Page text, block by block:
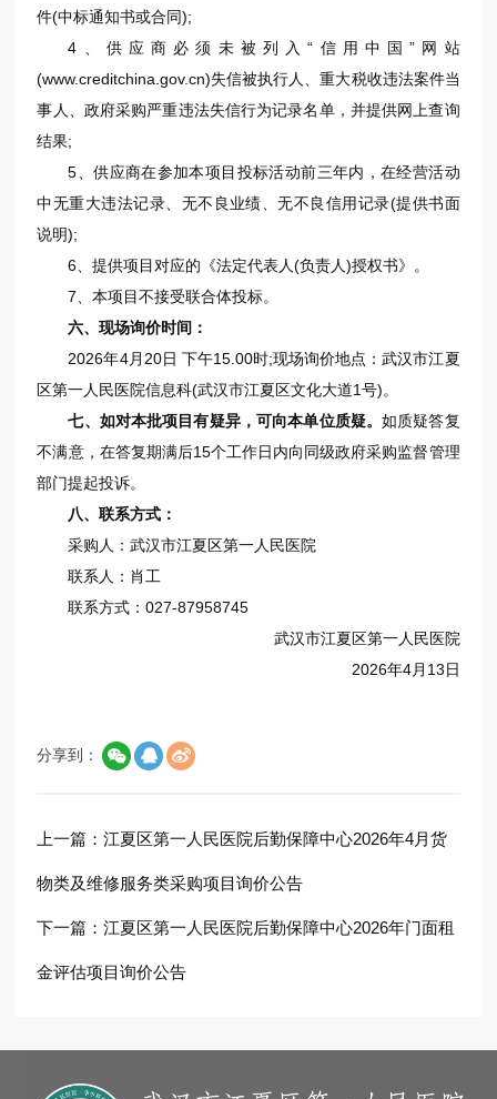
件(中标通知书或合同);
4、供应商必须未被列入“信用中国”网站
(www.creditchina.gov.cn)失信被执行人、重大税收违法案件当
事人、政府采购严重违法失信行为记录名单，并提供网上查询
结果;
5、供应商在参加本项目投标活动前三年内，在经营活动
中无重大违法记录、无不良业绩、无不良信用记录(提供书面
说明);
6、提供项目对应的《法定代表人(负责人)授权书》。
7、本项目不接受联合体投标。
六、现场询价时间：
2026年4月20日 下午15.00时;现场询价地点：武汉市江夏
区第一人民医院信息科(武汉市江夏区文化大道1号)。
七、如对本批项目有疑异，可向本单位质疑。如质疑答复
不满意，在答复期满后15个工作日内向同级政府采购监督管理
部门提起投诉。
八、联系方式：
采购人：武汉市江夏区第一人民医院
联系人：肖工
联系方式：027-87958745
武汉市江夏区第一人民医院
2026年4月13日
分享到：
上一篇：江夏区第一人民医院后勤保障中心2026年4月货
物类及维修服务类采购项目询价公告
下一篇：江夏区第一人民医院后勤保障中心2026年门面租
金评估项目询价公告